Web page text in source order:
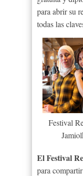
para abrir su
todas las
Festival
El Festival
para